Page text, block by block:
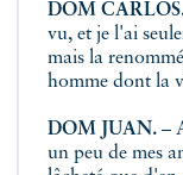
DOM
vu, et je l'ai
mais la
homme dont la
DOM JUAN. –
un peu de mes